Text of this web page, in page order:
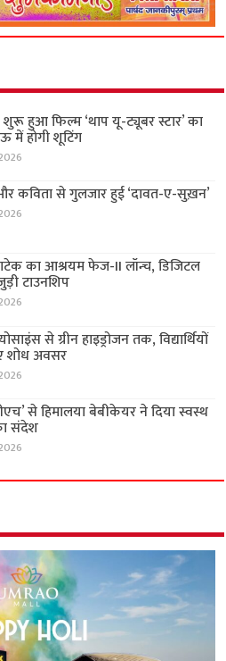
हुआ फिल्म ‘थाप यू-ट्यूबर स्टार’ का
होगी शूटिंग
कविता से गुलजार हुई ‘दावत-ए-सुख़न’
का आश्रयम फेज-II लॉन्च, डिजिटल
टाउनशिप
से ग्रीन हाइड्रोजन तक, विद्यार्थियों
शोध अवसर
से हिमालया बेबीकेयर ने दिया स्वस्थ
संदेश